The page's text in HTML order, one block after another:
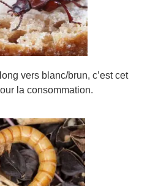
vers blanc/brun, c’est cet
la consommation.